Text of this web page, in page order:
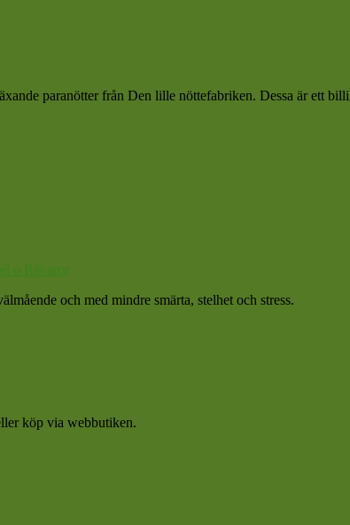
paranötter från Den lille nöttefabriken. Dessa är ett
o Råvaror
och med mindre smärta, stelhet och stress.
köp via webbutiken.